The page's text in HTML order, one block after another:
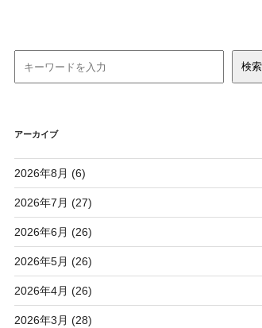
アーカイブ
2026年8月 (6)
2026年7月 (27)
2026年6月 (26)
2026年5月 (26)
2026年4月 (26)
2026年3月 (28)